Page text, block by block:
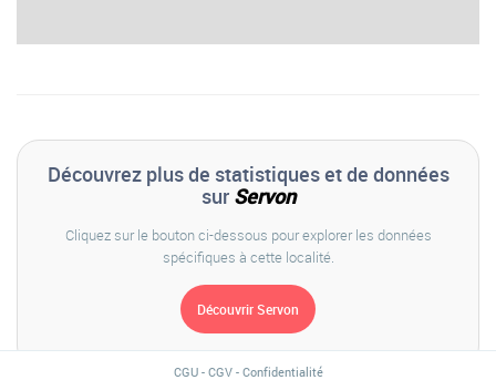
Découvrez plus de statistiques et de données
sur Servon
Cliquez sur le bouton ci-dessous pour explorer les données
spécifiques à cette localité.
CGU- CGV- Confidentialité